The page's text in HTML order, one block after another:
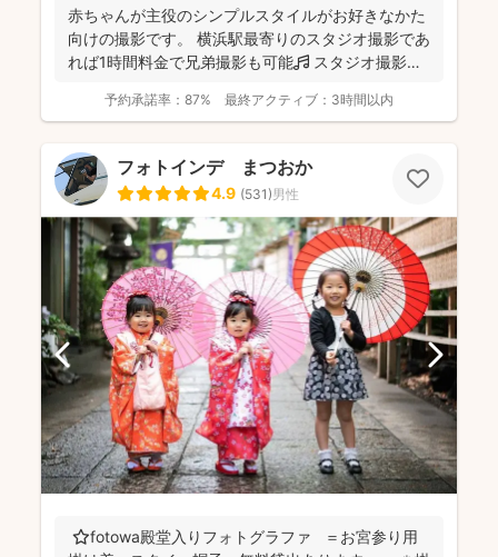
赤ちゃんが主役のシンプルスタイルがお好きなかた
向けの撮影です。 横浜駅最寄りのスタジオ撮影であ
れば1時間料金で兄弟撮影も可能🎵 スタジオ撮影に
予約承諾率： 87% 最終アクティブ： 3時間以内
フォトインデ まつおか
4.9 (531)男性
⭐️fotowa殿堂入りフォトグラファ ＝お宮参り用